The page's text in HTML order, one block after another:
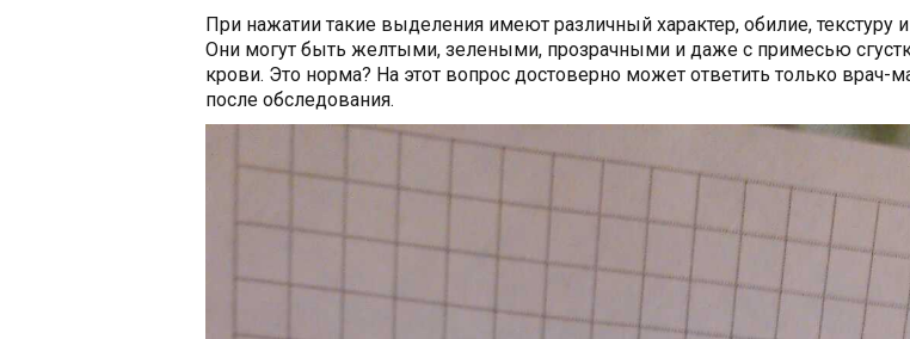
При нажатии такие выделения имеют различный характер, обилие, текстуру
Они могут быть желтыми, зелеными, прозрачными и даже с примесью
крови. Это норма? На этот вопрос достоверно может ответить только врач-
после обследования.